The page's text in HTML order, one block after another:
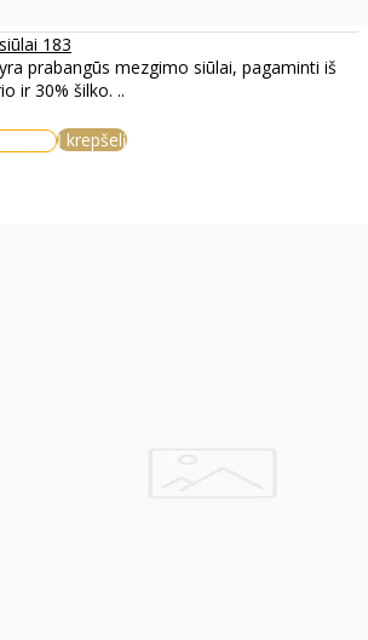
183
prabangūs mezgimo siūlai, pagaminti iš
ir 30% šilko. ..
Į krepšelį